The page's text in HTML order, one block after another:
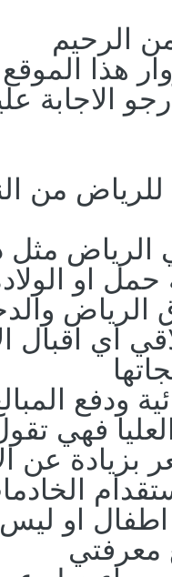
الرحيم
هذا الموقع
الاجابة
من
مثل
او
اي اقبال
ودفع
فهي
بزيادة عن
اطفال او
معرفتي